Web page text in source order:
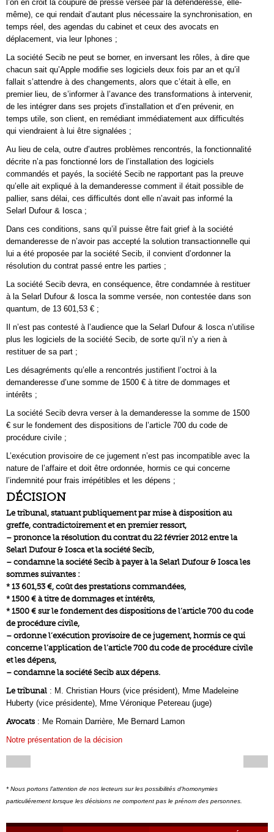
l’on en croit la coupure de presse versée par la défenderesse, elle-
même), ce qui rendait d’autant plus nécessaire la synchronisation, en
temps réel, des agendas du cabinet et ceux des avocats en
déplacement, via leur Iphones ;
La société Secib ne peut se borner, en inversant les rôles, à dire que
chacun sait qu’Apple modifie ses logiciels deux fois par an et qu’il
fallait s’attendre à des changements, alors que c’était à elle, en
premier lieu, de s’informer à l’avance des transformations à intervenir,
de les intégrer dans ses projets d’installation et d’en prévenir, en
temps utile, son client, en remédiant immédiatement aux difficultés
qui viendraient à lui être signalées ;
Au lieu de cela, outre d’autres problèmes rencontrés, la fonctionnalité
décrite n’a pas fonctionné lors de l’installation des logiciels
commandés et payés, la société Secib ne rapportant pas la preuve
qu’elle ait expliqué à la demanderesse comment il était possible de
pallier, sans délai, ces difficultés dont elle n’avait pas informé la
Selarl Dufour & Iosca ;
Dans ces conditions, sans qu’il puisse être fait grief à la société
demanderesse de n’avoir pas accepté la solution transactionnelle qui
lui a été proposée par la société Secib, il convient d’ordonner la
résolution du contrat passé entre les parties ;
La société Secib devra, en conséquence, être condamnée à restituer
à la Selarl Dufour & Iosca la somme versée, non contestée dans son
quantum, de 13 601,53 € ;
Il n’est pas contesté à l’audience que la Selarl Dufour & Iosca n’utilise
plus les logiciels de la société Secib, de sorte qu’il n’y a rien à
restituer de sa part ;
Les désagréments qu’elle a rencontrés justifient l’octroi à la
demanderesse d’une somme de 1500 € à titre de dommages et
intérêts ;
La société Secib devra verser à la demanderesse la somme de 1500
€ sur le fondement des dispositions de l’article 700 du code de
procédure civile ;
L’exécution provisoire de ce jugement n’est pas incompatible avec la
nature de l’affaire et doit être ordonnée, hormis ce qui concerne
l’indemnité pour frais irrépétibles et les dépens ;
DÉCISION
Le tribunal, statuant publiquement par mise à disposition au
greffe, contradictoirement et en premier ressort,
– prononce la résolution du contrat du 22 février 2012 entre la
Selarl Dufour & Iosca et la société Secib,
– condamne la société Secib à payer à la Selarl Dufour & Iosca les
sommes suivantes :
* 13 601,53 €, coût des prestations commandées,
* 1500 € à titre de dommages et intérêts,
* 1500 € sur le fondement des dispositions de l’article 700 du code
de procédure civile,
– ordonne l’exécution provisoire de ce jugement, hormis ce qui
concerne l’application de l’article 700 du code de procédure civile
et les dépens,
– condamne la société Secib aux dépens.
Le tribunal : M. Christian Hours (vice président), Mme Madeleine
Huberty (vice présidente), Mme Véronique Petereau (juge)
Avocats : Me Romain Darrière, Me Bernard Lamon
Notre présentation de la décision
* Nous portons l'attention de nos lecteurs sur les possibilités d'homonymies
particuliérement lorsque les décisions ne comportent pas le prénom des personnes.